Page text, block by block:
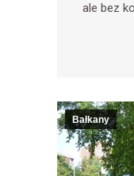
ale bez
Bałkany